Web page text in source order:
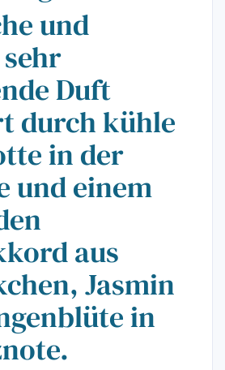
und
Duft
durch kühle
in der
und einem
aus
Jasmin
in